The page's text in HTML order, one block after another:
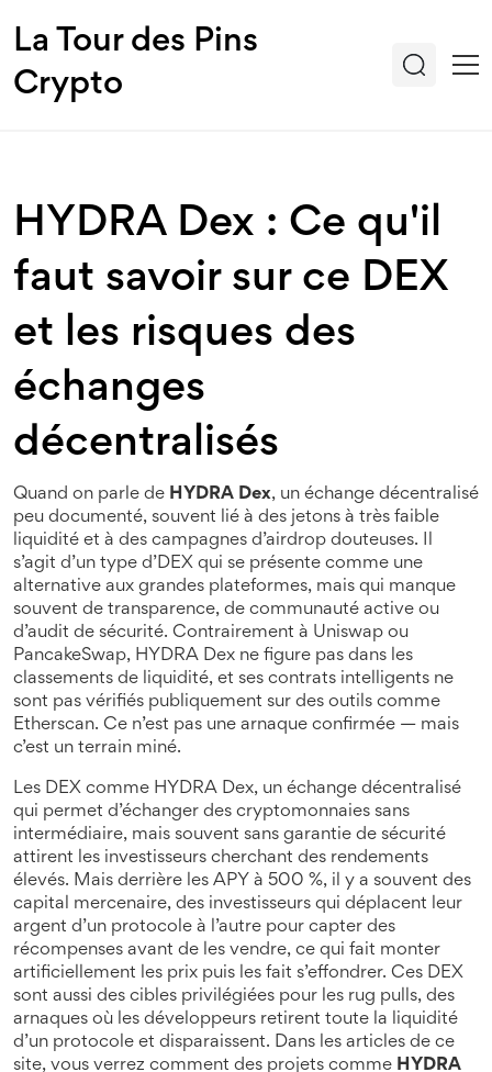
La Tour des Pins
Crypto
HYDRA Dex : Ce qu'il
faut savoir sur ce DEX
et les risques des
échanges
décentralisés
Quand on parle de HYDRA Dex, un échange décentralisé
peu documenté, souvent lié à des jetons à très faible
liquidité et à des campagnes d’airdrop douteuses. Il
s’agit d’un type d’DEX qui se présente comme une
alternative aux grandes plateformes, mais qui manque
souvent de transparence, de communauté active ou
d’audit de sécurité. Contrairement à Uniswap ou
PancakeSwap, HYDRA Dex ne figure pas dans les
classements de liquidité, et ses contrats intelligents ne
sont pas vérifiés publiquement sur des outils comme
Etherscan. Ce n’est pas une arnaque confirmée — mais
c’est un terrain miné.
Les DEX comme HYDRA Dex, un échange décentralisé
qui permet d’échanger des cryptomonnaies sans
intermédiaire, mais souvent sans garantie de sécurité
attirent les investisseurs cherchant des rendements
élevés. Mais derrière les APY à 500 %, il y a souvent des
capital mercenaire, des investisseurs qui déplacent leur
argent d’un protocole à l’autre pour capter des
récompenses avant de les vendre, ce qui fait monter
artificiellement les prix puis les fait s’effondrer. Ces DEX
sont aussi des cibles privilégiées pour les rug pulls, des
arnaques où les développeurs retirent toute la liquidité
d’un protocole et disparaissent. Dans les articles de ce
site, vous verrez comment des projets comme HYDRA